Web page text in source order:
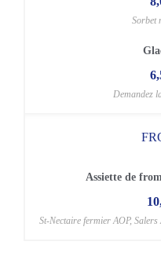
Sorbet
Demandez
Assiette de
St-Nectaire fermier AOP,